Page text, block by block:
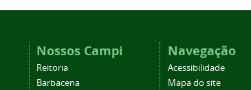
Nossos Campi
Reitoria
Barbacena
Navegação
Acessibilidade
Mapa do site